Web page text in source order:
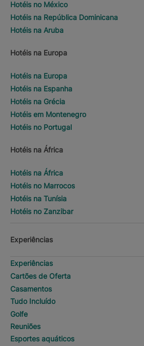
Hotéis no México
Hotéis na República Dominicana
Hotéis na Aruba
Hotéis na Europa
Hotéis na Europa
Hotéis na Espanha
Hotéis na Grécia
Hotéis em Montenegro
Hotéis no Portugal
Hotéis na África
Hotéis na África
Hotéis no Marrocos
Hotéis na Tunísia
Hotéis no Zanzibar
Experiências
Experiências
Cartões de Oferta
Casamentos
Tudo Incluído
Golfe
Reuniões
Esportes aquáticos